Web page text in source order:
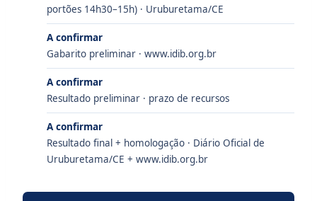
portões 14h30–15h) · Uruburetama/CE
A confirmar
Gabarito preliminar · www.idib.org.br
A confirmar
Resultado preliminar · prazo de recursos
A confirmar
Resultado final + homologação · Diário Oficial de
Uruburetama/CE + www.idib.org.br